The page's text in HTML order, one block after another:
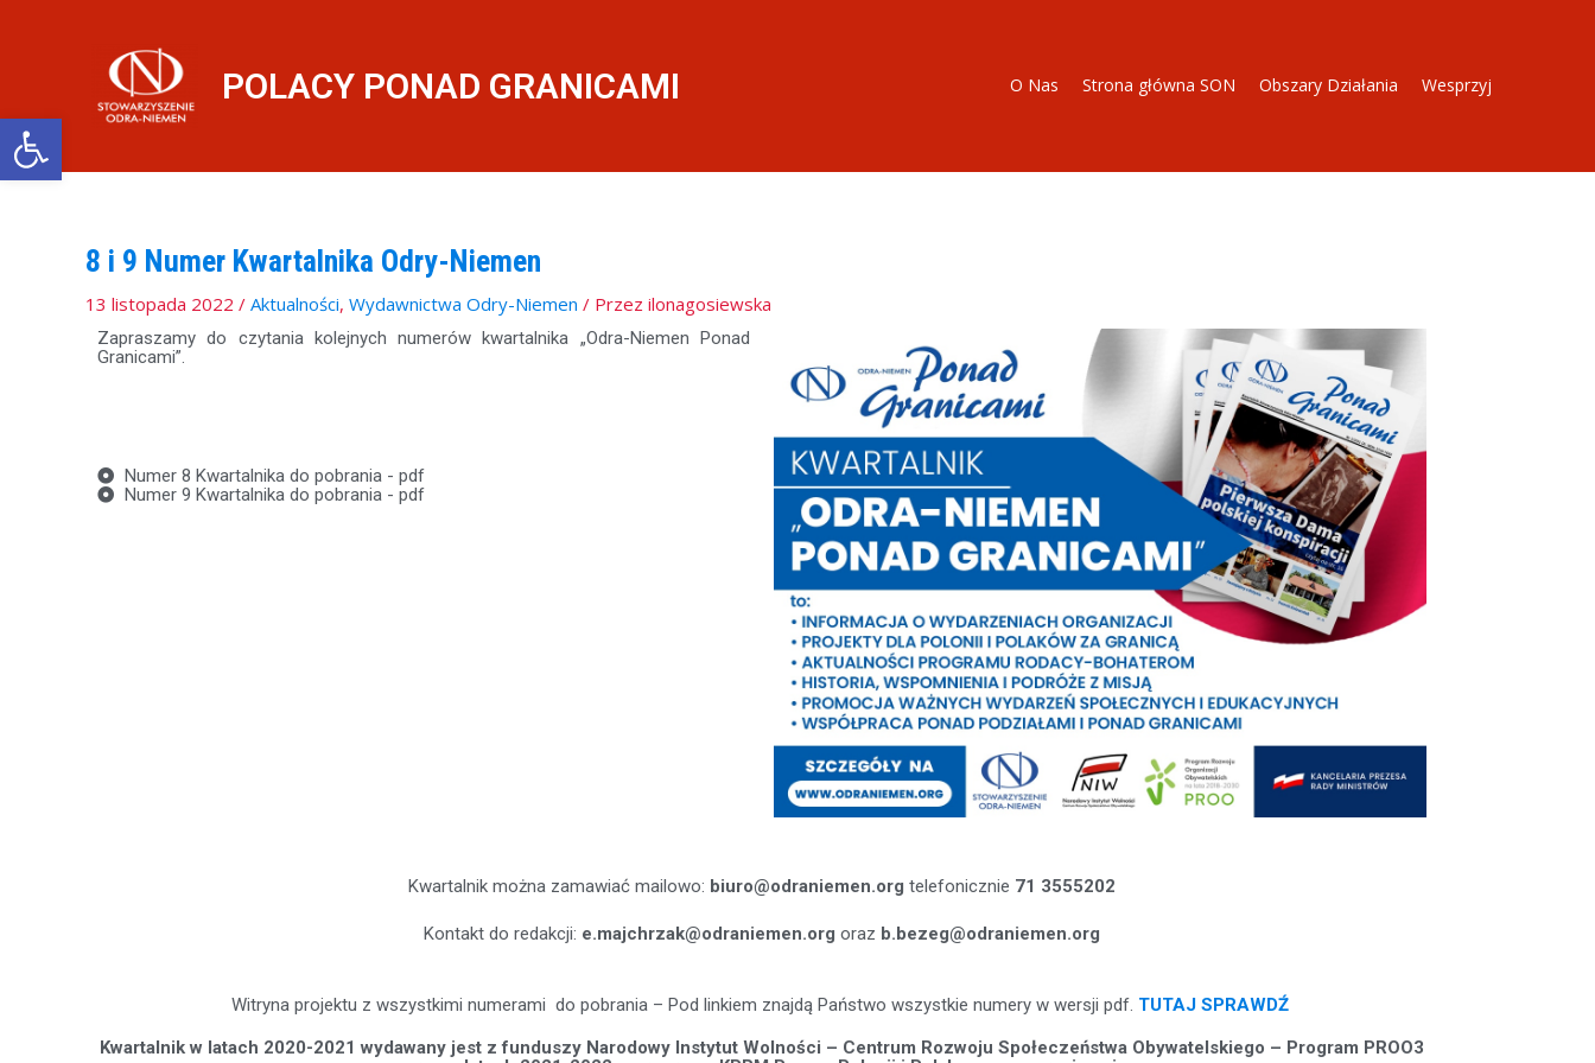
Otwórz pasek narzędzi
POLACY PONAD GRANICAMI O Nas Strona główna SON Obszary Działania Wesprzyj
8 i 9 Numer Kwartalnika Odry-Niemen
13 listopada 2022 / Aktualności, Wydawnictwa Odry-Niemen / Przez ilonagosiewska
Zapraszamy do czytania kolejnych numerów kwartalnika „Odra-Niemen Ponad
Granicami”.
Numer 8 Kwartalnika do pobrania - pdf
Numer 9 Kwartalnika do pobrania - pdf
Kwartalnik można zamawiać mailowo: biuro@odraniemen.org telefonicznie 71 3555202
Kontakt do redakcji: e.majchrzak@odraniemen.org oraz b.bezeg@odraniemen.org
Witryna projektu z wszystkimi numerami do pobrania – Pod linkiem znajdą Państwo wszystkie numery w wersji pdf. TUTAJ SPRAWDŹ
Kwartalnik w latach 2020-2021 wydawany jest z funduszy Narodowy Instytut Wolności – Centrum Rozwoju Społeczeństwa Obywatelskiego – Program PROO3